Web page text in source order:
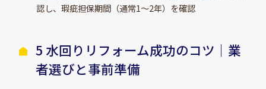
認し、瑕疵担保期間（通常1～2年）を確認
5 水回りリフォーム成功のコツ｜業
者選びと事前準備